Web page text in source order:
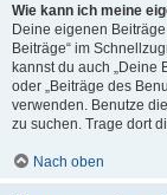
Wie kann ich meine
Deine eigenen
Beiträge“ im
kannst du auch „Deine
oder „Beiträge des
verwenden. Benutze
zu suchen. Trage dort
Nach oben